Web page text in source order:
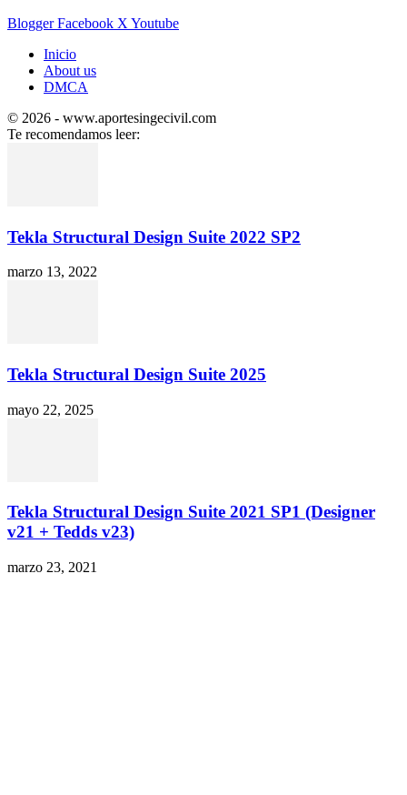
Blogger Facebook X Youtube
Inicio
About us
DMCA
© 2026 - www.aportesingecivil.com
Te recomendamos leer:
Tekla Structural Design Suite 2022 SP2
marzo 13, 2022
Tekla Structural Design Suite 2025
mayo 22, 2025
Tekla Structural Design Suite 2021 SP1 (Designer
v21 + Tedds v23)
marzo 23, 2021